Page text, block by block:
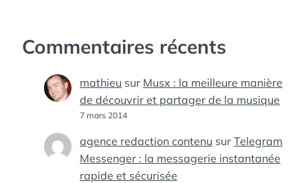
Commentaires récents
mathieu sur Musx : la meilleure manière
de découvrir et partager de la musique
7 mars 2014
agence redaction contenu sur Telegram
Messenger : la messagerie instantanée
rapide et sécurisée